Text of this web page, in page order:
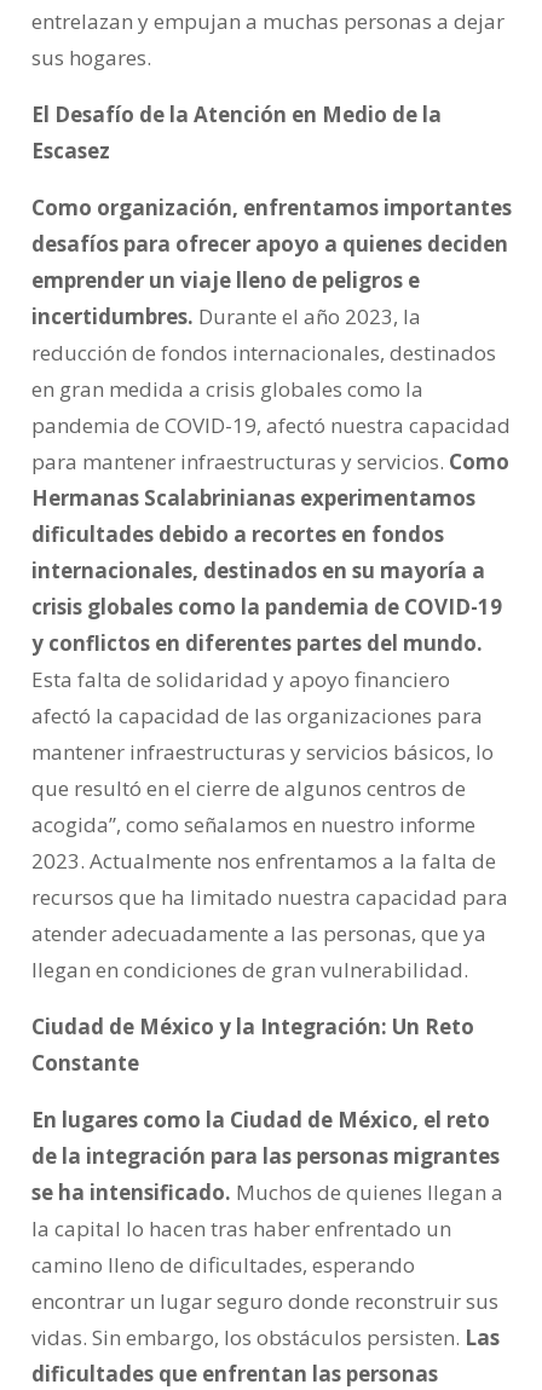
entrelazan y empujan a muchas personas a dejar
sus hogares.
El Desafío de la Atención en Medio de la
Escasez
Como organización, enfrentamos importantes
desafíos para ofrecer apoyo a quienes deciden
emprender un viaje lleno de peligros e
incertidumbres. Durante el año 2023, la
reducción de fondos internacionales, destinados
en gran medida a crisis globales como la
pandemia de COVID-19, afectó nuestra capacidad
para mantener infraestructuras y servicios. Como
Hermanas Scalabrinianas experimentamos
dificultades debido a recortes en fondos
internacionales, destinados en su mayoría a
crisis globales como la pandemia de COVID-19
y conflictos en diferentes partes del mundo.
Esta falta de solidaridad y apoyo financiero
afectó la capacidad de las organizaciones para
mantener infraestructuras y servicios básicos, lo
que resultó en el cierre de algunos centros de
acogida”, como señalamos en nuestro informe
2023. Actualmente nos enfrentamos a la falta de
recursos que ha limitado nuestra capacidad para
atender adecuadamente a las personas, que ya
llegan en condiciones de gran vulnerabilidad.
Ciudad de México y la Integración: Un Reto
Constante
En lugares como la Ciudad de México, el reto
de la integración para las personas migrantes
se ha intensificado. Muchos de quienes llegan a
la capital lo hacen tras haber enfrentado un
camino lleno de dificultades, esperando
encontrar un lugar seguro donde reconstruir sus
vidas. Sin embargo, los obstáculos persisten. Las
dificultades que enfrentan las personas